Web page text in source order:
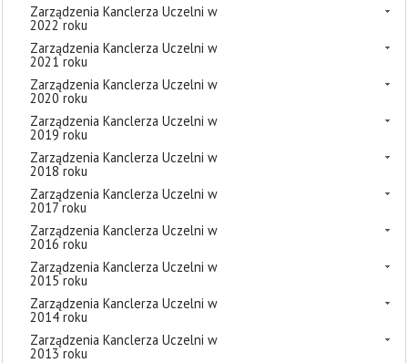
Zarządzenia Kanclerza Uczelni w
2022 roku
Zarządzenia Kanclerza Uczelni w
2021 roku
Zarządzenia Kanclerza Uczelni w
2020 roku
Zarządzenia Kanclerza Uczelni w
2019 roku
Zarządzenia Kanclerza Uczelni w
2018 roku
Zarządzenia Kanclerza Uczelni w
2017 roku
Zarządzenia Kanclerza Uczelni w
2016 roku
Zarządzenia Kanclerza Uczelni w
2015 roku
Zarządzenia Kanclerza Uczelni w
2014 roku
Zarządzenia Kanclerza Uczelni w
2013 roku